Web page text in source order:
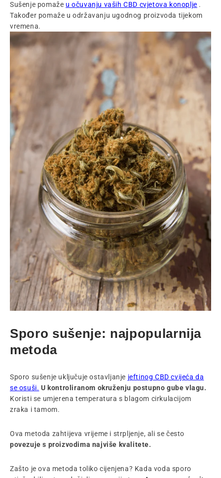
Sušenje pomaže u očuvanju vaših CBD cvjetova konoplje .
Također pomaže u održavanju ugodnog proizvoda tijekom
vremena.
Sporo sušenje: najpopularnija
metoda
Sporo sušenje uključuje ostavljanje jeftinog CBD cvijeća da
se osuši. U kontroliranom okruženju postupno gube vlagu.
Koristi se umjerena temperatura s blagom cirkulacijom
zraka i tamom.
Ova metoda zahtijeva vrijeme i strpljenje, ali se često
povezuje s proizvodima najviše kvalitete.
Zašto je ova metoda toliko cijenjena? Kada voda sporo